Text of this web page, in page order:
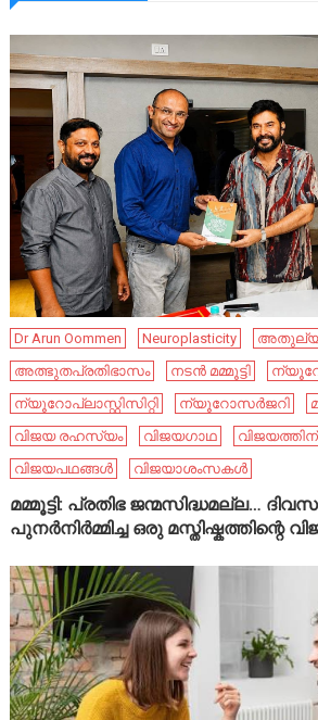
Dr Arun Oommen Neuroplasticity
അതുല്യ
അത്ഭുതപ്രതിഭാസം
നടൻ മമ്മൂട്ടി
ന്യൂറോപ്ലാസ്റ്റിസിറ്റി
ന്യൂറോസർജറി
വിജയ രഹസ്യം
വിജയഗാഥ
വിജയത്തിന്
വിജയപഥങ്ങൾ
വിജയാശംസകൾ
മമ്മൂട്ടി: പ്രതിഭ ജന്മസിദ്ധമല്ല…
പുനർനിർമ്മിച്ച ഒരു മസ്തിഷ്കത്തിന്റെ